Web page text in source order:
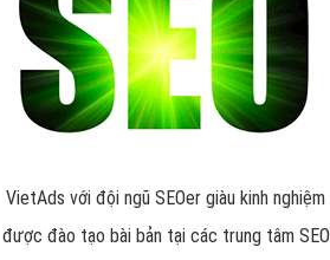
VietAds với đội ngũ SEOer giàu kinh nghiệm
được đào tạo bài bản tại các trung tâm SEO